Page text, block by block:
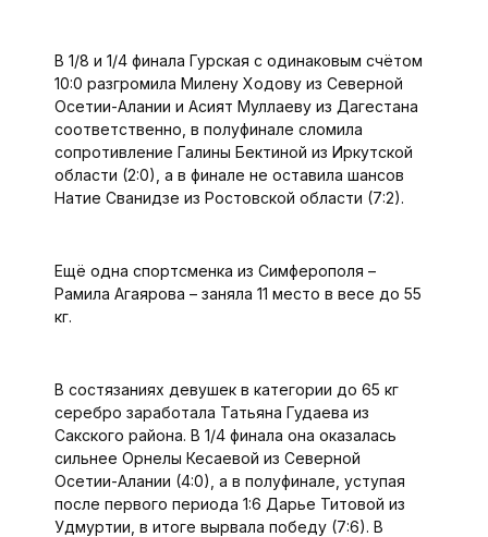
В 1/8 и 1/4 финала Гурская с одинаковым счётом
10:0 разгромила Милену Ходову из Северной
Осетии-Алании и Асият Муллаеву из Дагестана
соответственно, в полуфинале сломила
сопротивление Галины Бектиной из Иркутской
области (2:0), а в финале не оставила шансов
Натие Сванидзе из Ростовской области (7:2).
Ещё одна спортсменка из Симферополя –
Рамила Агаярова – заняла 11 место в весе до 55
кг.
В состязаниях девушек в категории до 65 кг
серебро заработала Татьяна Гудаева из
Сакского района. В 1/4 финала она оказалась
сильнее Орнелы Кесаевой из Северной
Осетии-Алании (4:0), а в полуфинале, уступая
после первого периода 1:6 Дарье Титовой из
Удмуртии, в итоге вырвала победу (7:6). В